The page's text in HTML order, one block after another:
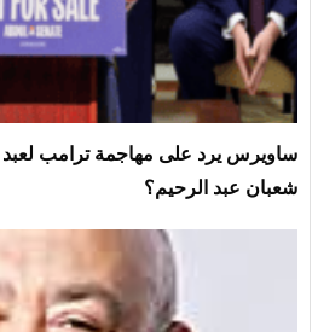
ساويرس يرد على مهاجمة ترامب لعبد
شعبان عبد الرحيم؟